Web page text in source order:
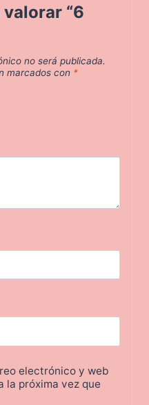
“6
no será publicada.
marcados con *
electrónico y web
la próxima vez que